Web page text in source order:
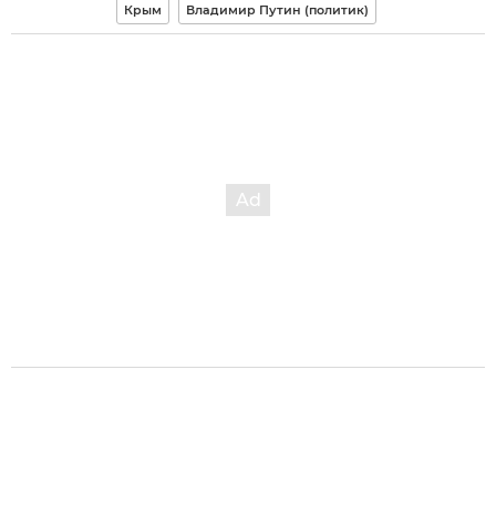
Крым Владимир Путин (политик)